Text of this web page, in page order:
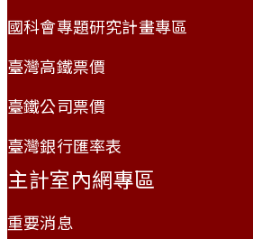
國科會專題研究計畫專區
臺灣高鐵票價
臺鐵公司票價
臺灣銀行匯率表
主計室內網專區
重要消息